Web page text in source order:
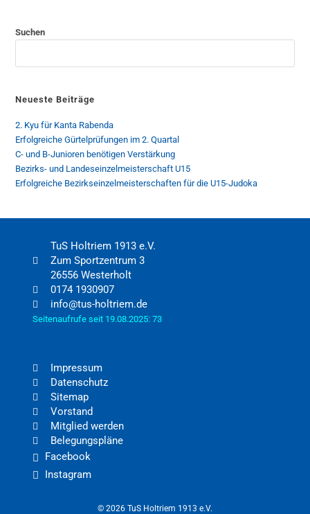
Suchen
Neueste Beiträge
2. Kyu für Kanta Rabenda
Erfolgreiche Gürtelprüfungen im 2. Quartal
C- und B-Junioren benötigen Verstärkung
Bezirks- und Landeseinzelmeisterschaft U15
Erfolgreiche Bezirkseinzelmeisterschaften für die U15-Judoka
TuS Holtriem 1913 e.V.
Zum Sportzentrum 3
26556 Westerholt
0174 1930907
info@tus-holtriem.de
Seitenaufrufe seit 19.08.2025: 73
Impressum
Datenschutz
Sitemap
Vorstand
Mitglied werden
Belegungspläne
Facebook
Instagram
© 2026 TuS Holtriem 1913 e.V.